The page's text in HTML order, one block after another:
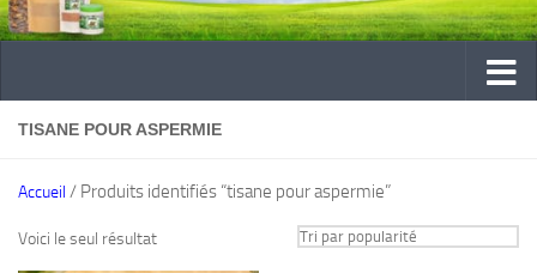
TISANE POUR ASPERMIE
Accueil / Produits identifiés “tisane pour aspermie”
Voici le seul résultat